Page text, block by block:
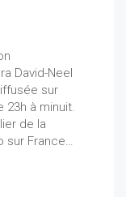
David-Neel
sur
23h à minuit.
de la
sur France…